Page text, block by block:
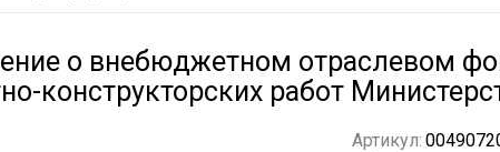
о внебюджетном отраслевом
конструкторских работ
Артикул: